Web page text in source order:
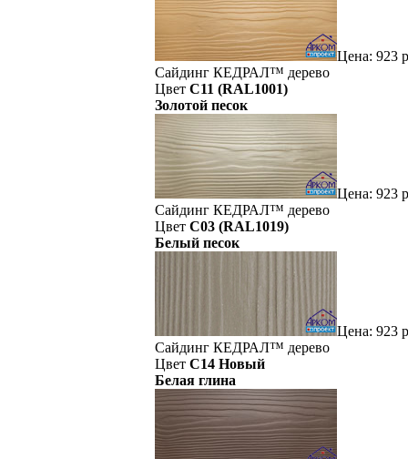
Цена: 923
Сайдинг КЕДРАЛ™ дерево
Цвет C11 (RAL1001)
Золотой песок
Цена: 923
Сайдинг КЕДРАЛ™ дерево
Цвет C03 (RAL1019)
Белый песок
Цена: 923
Сайдинг КЕДРАЛ™ дерево
Цвет C14 Новый
Белая глина